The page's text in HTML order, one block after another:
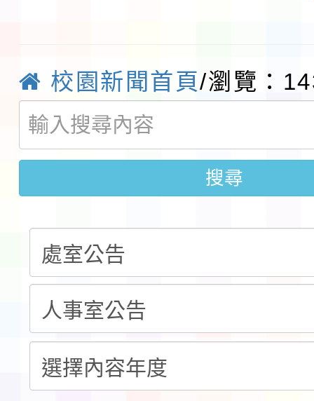
實施要點各1份
程
函轉國家通訊傳播委員
鎮韌性（防空）演習－
速演練執行計畫」
「115年金融知識線上
法」
本校115學年度第1學
第3次招考代課鐘點教
告(不再辦理後續甄選)
檢送「桃園市115學年
賽實施要點」1份
本市「115學年度學生
程安排一案
「桃園市補助參觀特色
展演活動實施計畫」
請一案
校園新聞首頁/瀏覽：
搜尋